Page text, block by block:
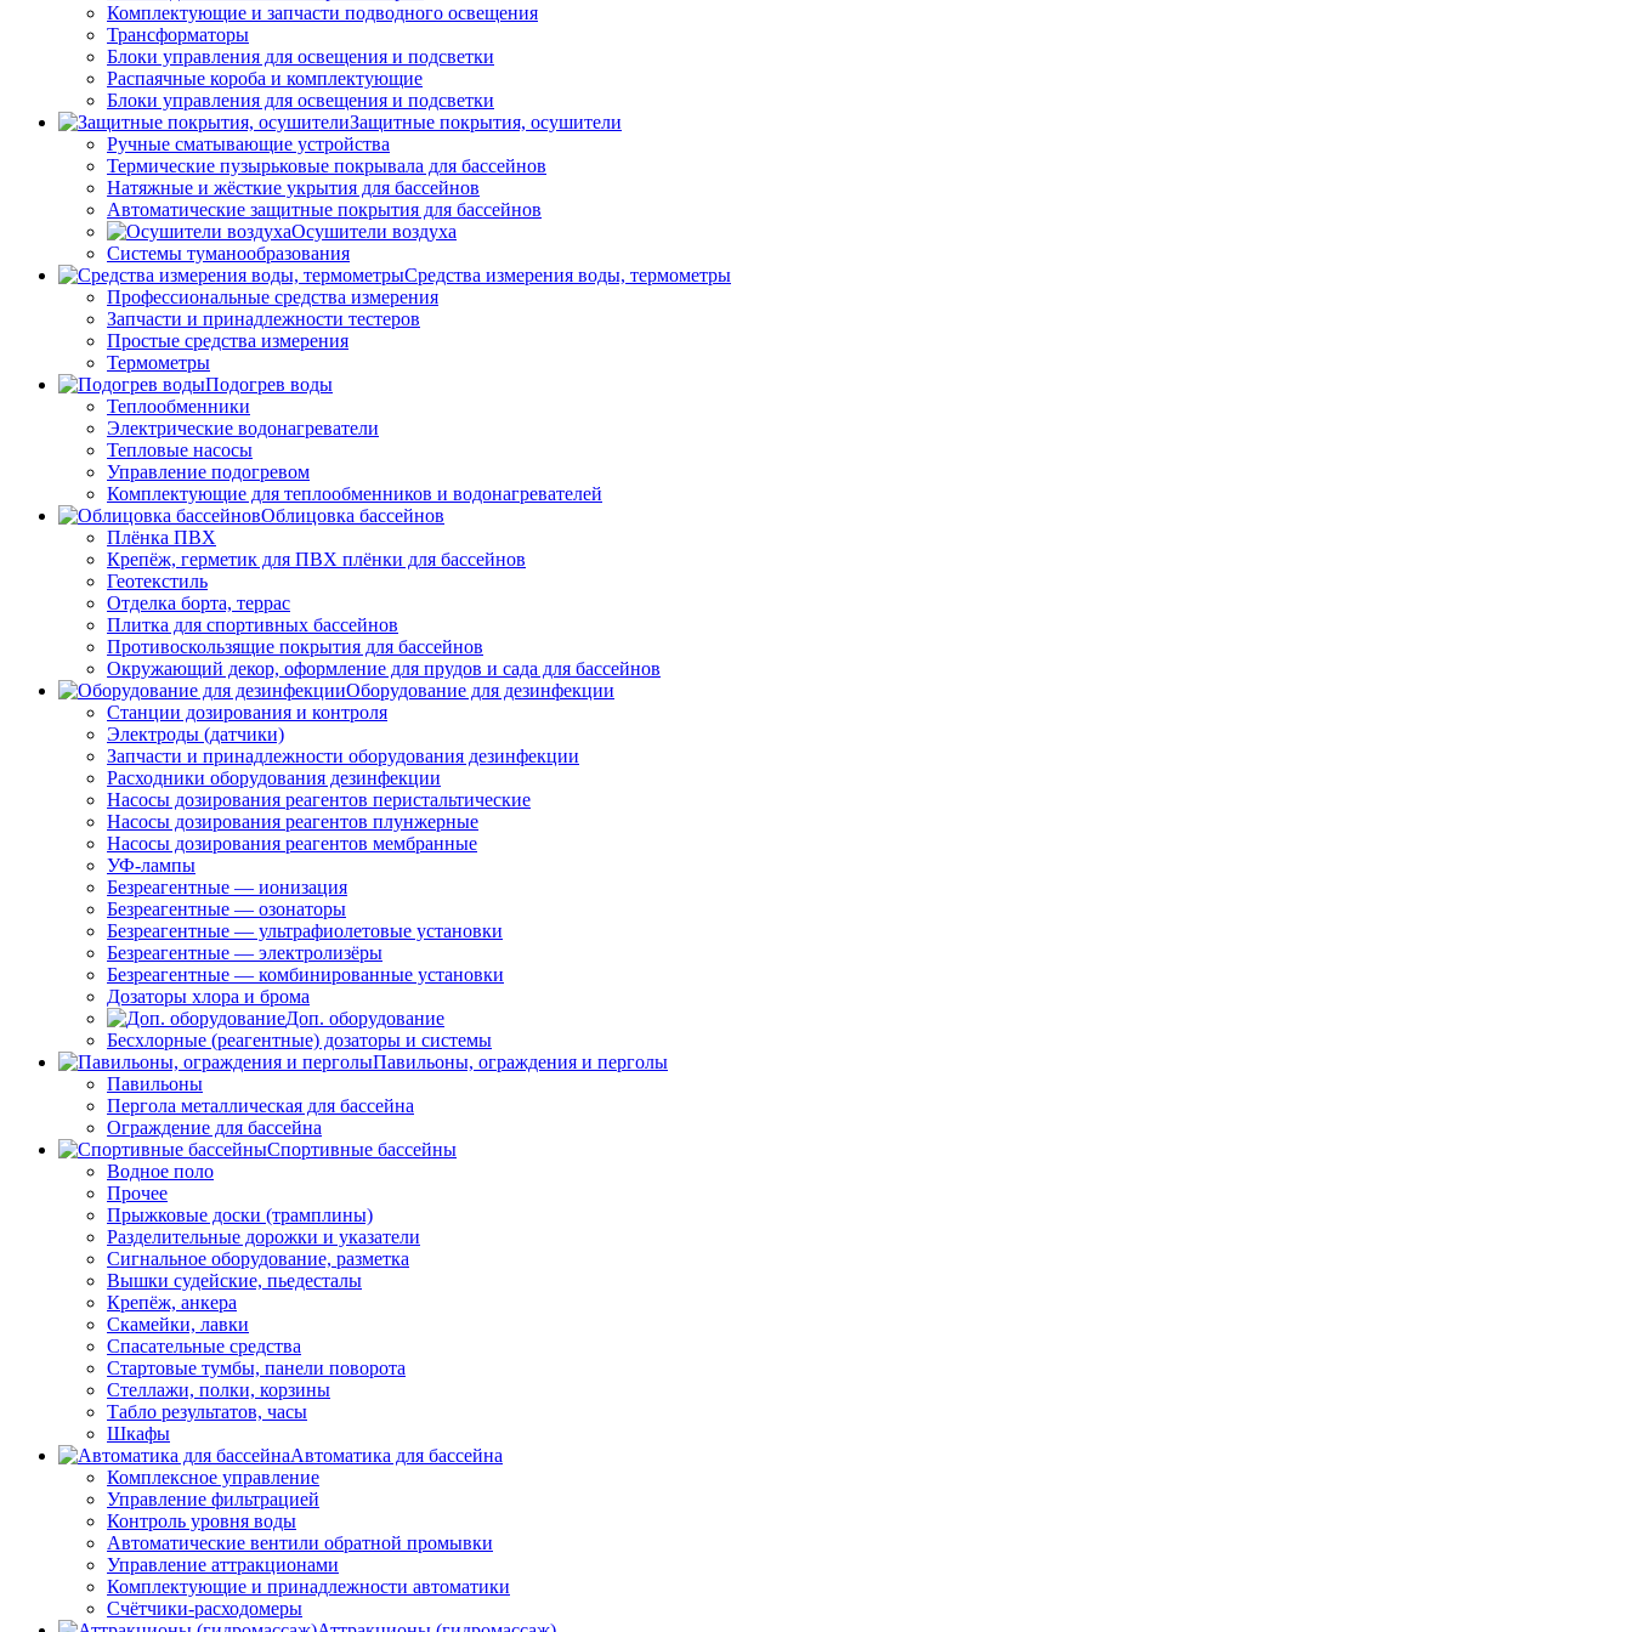
Комплектующие и запчасти подводного освещения
Трансформаторы
Блоки управления для освещения и подсветки
Распаячные короба и комплектующие
Блоки управления для освещения и подсветки
Защитные покрытия, осушители
Ручные сматывающие устройства
Термические пузырьковые покрывала для бассейнов
Натяжные и жёсткие укрытия для бассейнов
Автоматические защитные покрытия для бассейнов
Осушители воздуха
Системы туманообразования
Средства измерения воды, термометры
Профессиональные средства измерения
Запчасти и принадлежности тестеров
Простые средства измерения
Термометры
Подогрев воды
Теплообменники
Электрические водонагреватели
Тепловые насосы
Управление подогревом
Комплектующие для теплообменников и водонагревателей
Облицовка бассейнов
Плёнка ПВХ
Крепёж, герметик для ПВХ плёнки для бассейнов
Геотекстиль
Отделка борта, террас
Плитка для спортивных бассейнов
Противоскользящие покрытия для бассейнов
Окружающий декор, оформление для прудов и сада для бассейнов
Оборудование для дезинфекции
Станции дозирования и контроля
Электроды (датчики)
Запчасти и принадлежности оборудования дезинфекции
Расходники оборудования дезинфекции
Насосы дозирования реагентов перистальтические
Насосы дозирования реагентов плунжерные
Насосы дозирования реагентов мембранные
УФ-лампы
Безреагентные — ионизация
Безреагентные — озонаторы
Безреагентные — ультрафиолетовые установки
Безреагентные — электролизёры
Безреагентные — комбинированные установки
Дозаторы хлора и брома
Доп. оборудование
Бесхлорные (реагентные) дозаторы и системы
Павильоны, ограждения и перголы
Павильоны
Пергола металлическая для бассейна
Ограждение для бассейна
Спортивные бассейны
Водное поло
Прочее
Прыжковые доски (трамплины)
Разделительные дорожки и указатели
Cигнальное оборудование, разметка
Вышки судейские, пьедесталы
Крепёж, анкера
Скамейки, лавки
Спасательные средства
Стартовые тумбы, панели поворота
Стеллажи, полки, корзины
Табло результатов, часы
Шкафы
Автоматика для бассейна
Комплексное управление
Управление фильтрацией
Контроль уровня воды
Автоматические вентили обратной промывки
Управление аттракционами
Комплектующие и принадлежности автоматики
Счётчики-расходомеры